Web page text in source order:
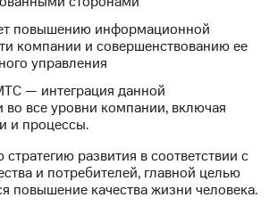
повышению информационной
компании и совершенствованию ее
управления
— интеграция данной
во все уровни компании, включая
и процессы.
развития в соответствии с
и потребителей, главной целью
повышение качества жизни человека.